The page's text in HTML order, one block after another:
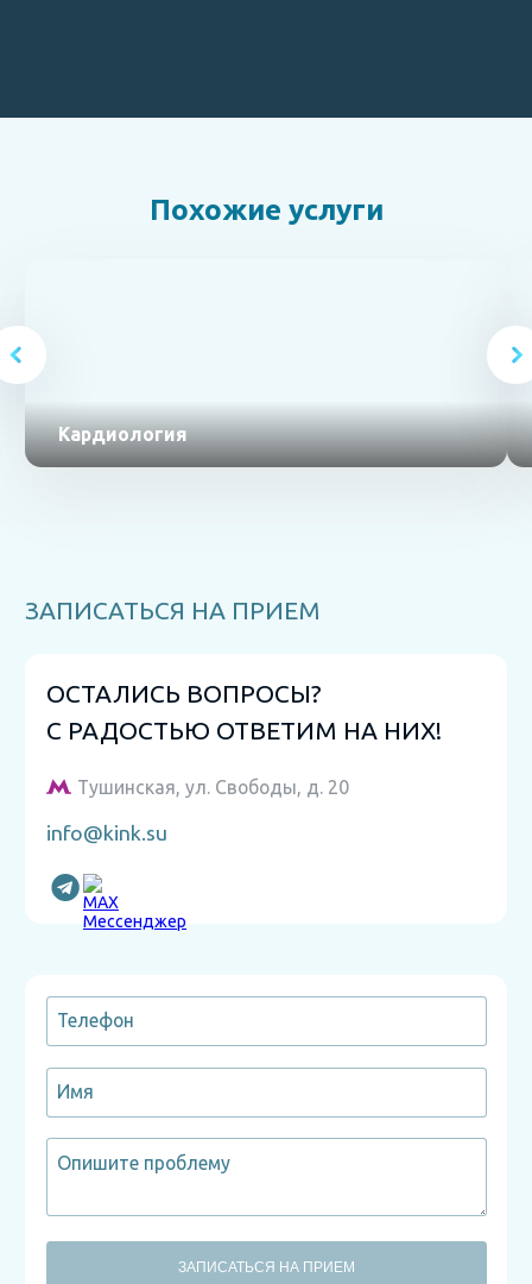
Похожие услуги
Кардиология
ЗАПИСАТЬСЯ НА ПРИЕМ
ОСТАЛИСЬ ВОПРОСЫ?
С РАДОСТЬЮ ОТВЕТИМ НА НИХ!
Тушинская, ул. Свободы, д. 20
info@kink.su
ЗАПИСАТЬСЯ НА ПРИЕМ